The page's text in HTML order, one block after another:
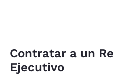
Contratar a un
Ejecutivo